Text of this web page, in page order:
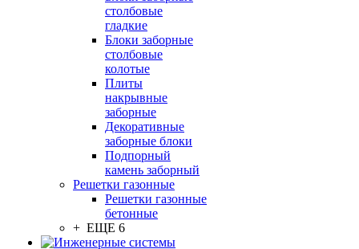
столбовые
гладкие
Блоки заборные
столбовые
колотые
Плиты
накрывные
заборные
Декоративные
заборные блоки
Подпорный
камень заборный
Решетки газонные
Решетки газонные
бетонные
+ ЕЩЕ 6